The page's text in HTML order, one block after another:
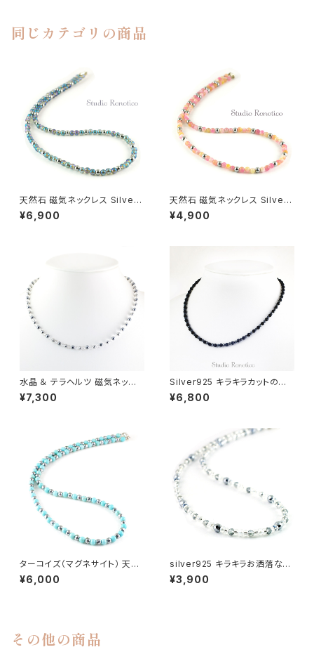
同じカテゴリの商品
天然石 磁気ネックレス Silver9
25マグネットクラスプ おしゃれ
女性 男性 ユニセックス ブルー
¥6,900
天然石 磁気ネックレス Silver9
25マグネットクラスプ おしゃれ
女性 男性 ユニセックス クォー
¥4,900
水晶 ＆ テラヘルツ 磁気ネック
レス Silver925マグネットクラ
スプ 女性 男性 ユニセックス 日
¥7,300
Silver925 キラキラカットのブラ
ックトルマリン おしゃれ磁気ネッ
クレス 43cm nk-15
¥6,800
ターコイズ（マグネサイト） 天然
石 磁気ネックレス Silver925マ
グネットクラスプ おしゃれ 女性
¥6,000
silver925 キラキラお洒落な磁
気ネックレス ガラスビーズとヘ
マタイト シルバー 長さ選べるマ
¥3,900
その他の商品